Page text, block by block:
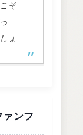
そ
ょ
ァンフ